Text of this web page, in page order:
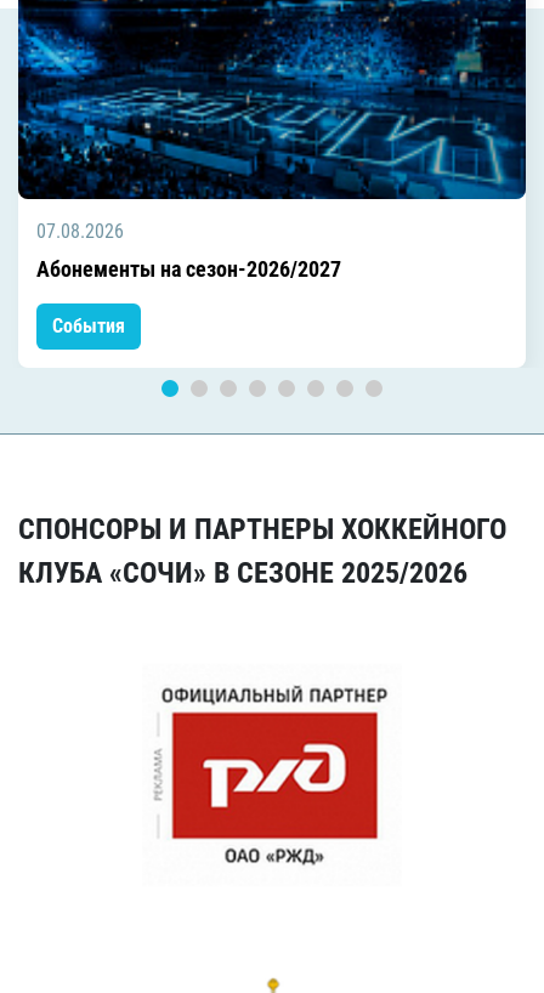
07.08.2026
Абонементы на сезон-2026/2027
События
СПОНСОРЫ И ПАРТНЕРЫ ХОККЕЙНОГО
КЛУБА «СОЧИ» В СЕЗОНЕ 2025/2026